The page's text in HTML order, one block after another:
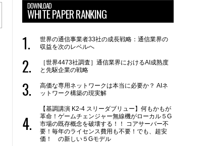
DOWNLOAD
WHITE PAPER RANKING
世界の通信事業者33社の成長戦略：通信業界の
収益を次のレベルへ
［世界4473社調査］通信業界におけるAI成熟度
と先駆企業の戦略
高価な専用ネットワークは本当に必要か？ AIネ
ットワーク構築の現実解
【基調講演 K2-4 スリーダブリュー】何もかもが
革命！ゲームチェンジャー無線機がローカル５G
市場の既存概念を破壊する！！ コアサーバー不
要！毎年のライセンス費用も不要！でも、超安
価！ の新しい５Gモデル